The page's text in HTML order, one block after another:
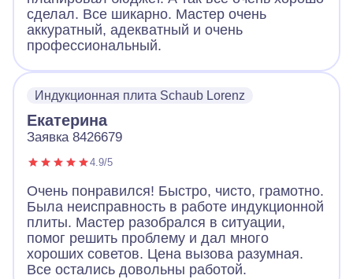
сделал. Все шикарно. Мастер очень
аккуратный, адекватный и очень
профессиональный.
Индукционная плита Schaub Lorenz
Екатерина
Заявка 8426679
4.9/5
Очень понравился! Быстро, чисто, грамотно.
Была неисправность в работе индукционной
плиты. Мастер разобрался в ситуации,
помог решить проблему и дал много
хороших советов. Цена вызова разумная.
Все остались довольны работой.